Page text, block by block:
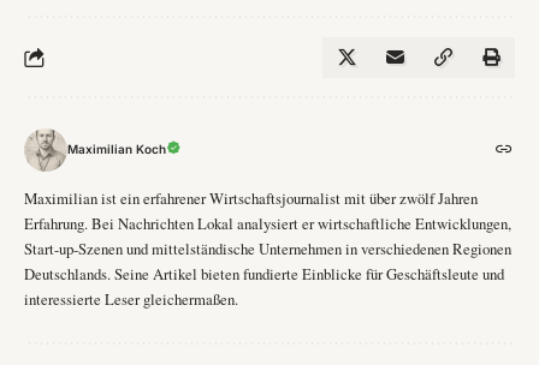
Maximilian Koch
Maximilian ist ein erfahrener Wirtschaftsjournalist mit über zwölf Jahren
Erfahrung. Bei Nachrichten Lokal analysiert er wirtschaftliche Entwicklungen,
Start-up-Szenen und mittelständische Unternehmen in verschiedenen Regionen
Deutschlands. Seine Artikel bieten fundierte Einblicke für Geschäftsleute und
interessierte Leser gleichermaßen.